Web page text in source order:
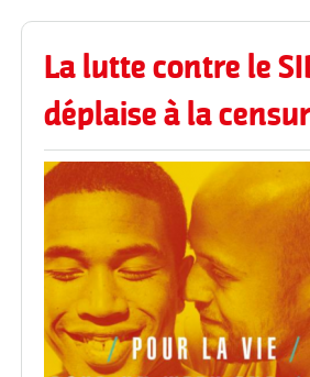
La lutte contre le
déplaise à la